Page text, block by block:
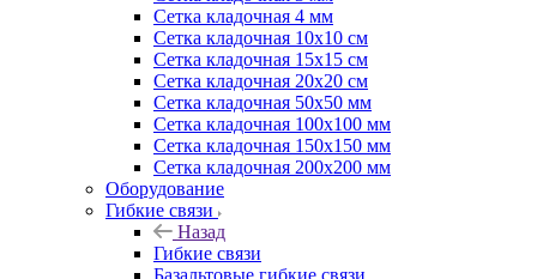
Сетка кладочная 4 мм
Сетка кладочная 10x10 см
Сетка кладочная 15x15 см
Сетка кладочная 20x20 см
Сетка кладочная 50x50 мм
Сетка кладочная 100x100 мм
Сетка кладочная 150x150 мм
Сетка кладочная 200x200 мм
Оборудование
Гибкие связи
Назад
Гибкие связи
Базальтовые гибкие связи